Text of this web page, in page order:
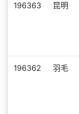
196363 昆明
196362 羽毛